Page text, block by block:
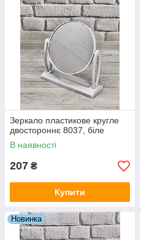
Зеркало пластикове кругле
двостороннє 8037, біле
В наявності
207 ₴
Купити
Новинка